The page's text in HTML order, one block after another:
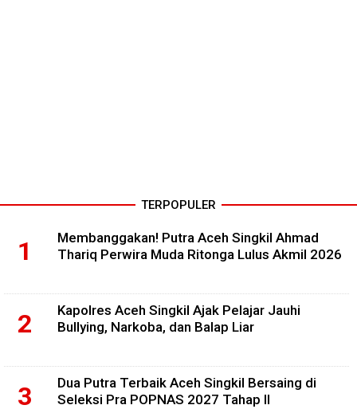
TERPOPULER
Membanggakan! Putra Aceh Singkil Ahmad
Thariq Perwira Muda Ritonga Lulus Akmil 2026
Kapolres Aceh Singkil Ajak Pelajar Jauhi
Bullying, Narkoba, dan Balap Liar
Dua Putra Terbaik Aceh Singkil Bersaing di
Seleksi Pra POPNAS 2027 Tahap II